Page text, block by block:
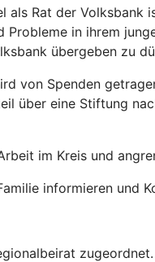
Rat der Volksbank
in ihrem
übergeben zu
von Spenden
über eine Stiftung
im Kreis und
informieren und